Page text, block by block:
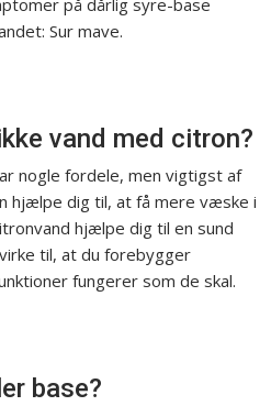
på dårlig syre-base
Sur mave.
vand med citron?
nogle fordele, men vigtigst af
hjælpe dig til, at få mere væske i
hjælpe dig til en sund
til, at du forebygger
fungerer som de skal.
base?